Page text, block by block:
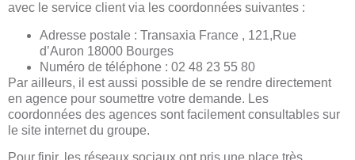
avec le service client via les coordonnées suivantes :
Adresse postale : Transaxia France , 121,Rue
d’Auron 18000 Bourges
Numéro de téléphone : 02 48 23 55 80
Par ailleurs, il est aussi possible de se rendre directement
en agence pour soumettre votre demande. Les
coordonnées des agences sont facilement consultables sur
le site internet du groupe.
Pour finir, les réseaux sociaux ont pris une place très